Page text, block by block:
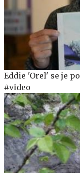
Eddie 'Orel' se je
#video